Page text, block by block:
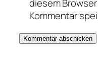
diesem
Kommentar